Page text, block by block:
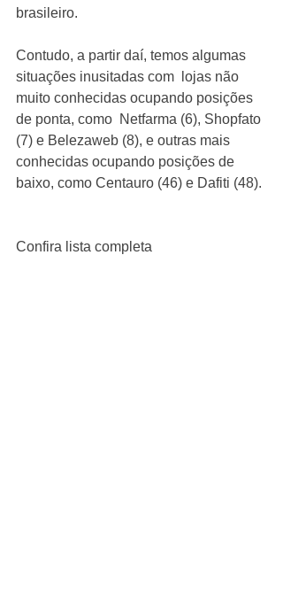
brasileiro.
Contudo, a partir daí, temos algumas
situações inusitadas com  lojas não
muito conhecidas ocupando posições
de ponta, como  Netfarma (6), Shopfato
(7) e Belezaweb (8), e outras mais
conhecidas ocupando posições de
baixo, como Centauro (46) e Dafiti (48).
Confira lista completa